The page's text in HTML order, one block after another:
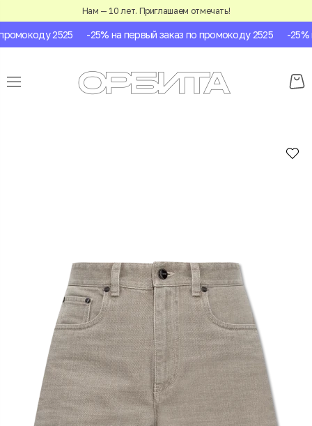
Нам — 10 лет. Приглашаем отмечать!
2525 -25% на первый заказ по промокоду 2525 -25%